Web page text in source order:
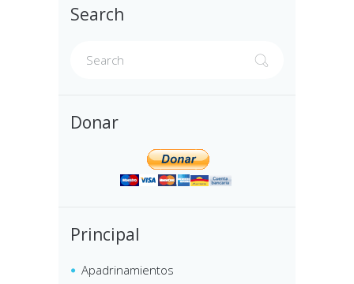
Search
Donar
Principal
Apadrinamientos